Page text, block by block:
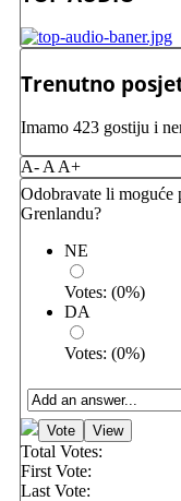
Trenutno
Imamo 423 gostiju i
A- A A+
Odobravate li moguće
Grenlandu?
NE
Votes: (0%)
DA
Votes: (0%)
Total Votes:
First Vote:
Last Vote: